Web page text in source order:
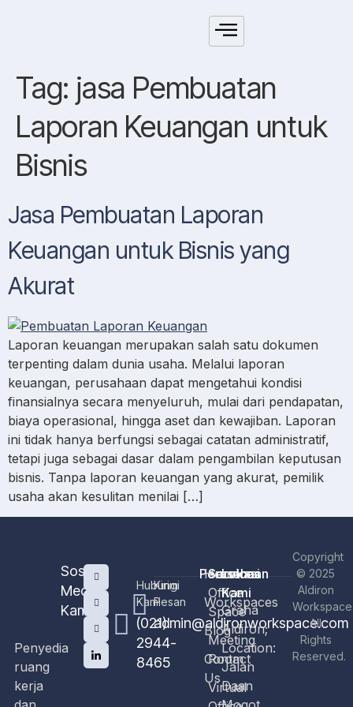
Tag: jasa Pembuatan
Laporan Keuangan untuk
Bisnis
Jasa Pembuatan Laporan
Keuangan untuk Bisnis yang
Akurat
Laporan keuangan merupakan salah satu dokumen
terpenting dalam dunia usaha. Melalui laporan
keuangan, perusahaan dapat mengetahui kondisi
finansialnya secara menyeluruh, mulai dari pendapatan,
biaya operasional, hingga aset dan kewajiban. Laporan
ini tidak hanya berfungsi sebagai catatan administratif,
tetapi juga sebagai dasar dalam pengambilan keputusan
bisnis. Tanpa laporan keuangan yang akurat, pemilik
usaha akan kesulitan menilai […]
Sosial
Media
Kami
Hubungi
Kami
(021)
2944-
8465
Kirim
Pesan
admin@aldironworkspace.com
Perusahaan
Home
Workspaces
Blog
Contact
Us
Services
Office
Space
Meeting
Room
Virtual
Lokasi
Kami
Graha
Aldiron;
Location:
Jalan
Daan
Penyedia
ruang
kerja
Copyright
© 2025
Aldiron
All
Rights
Reserved.